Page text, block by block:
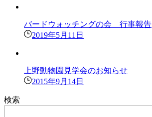
バードウォッチングの会 行事報告
2019年5月11日
上野動物園見学会のお知らせ
2015年9月14日
検索